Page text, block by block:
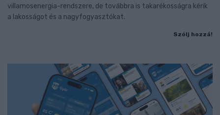
villamosenergia-rendszere, de továbbra is takarékosságra kérik
a lakosságot és a nagyfogyasztókat.
Szólj hozzá!